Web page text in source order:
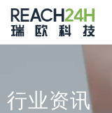
行业资讯